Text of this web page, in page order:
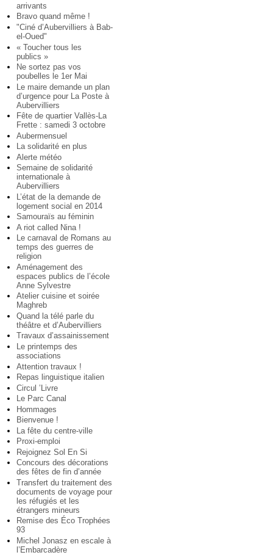
arrivants
Bravo quand même !
"Ciné d’Aubervilliers à Bab-
el-Oued"
« Toucher tous les
publics »
Ne sortez pas vos
poubelles le 1er Mai
Le maire demande un plan
d’urgence pour La Poste à
Aubervilliers
Fête de quartier Vallès-La
Frette : samedi 3 octobre
Aubermensuel
La solidarité en plus
Alerte météo
Semaine de solidarité
internationale à
Aubervilliers
L’état de la demande de
logement social en 2014
Samouraïs au féminin
A riot called Nina !
Le carnaval de Romans au
temps des guerres de
religion
Aménagement des
espaces publics de l’école
Anne Sylvestre
Atelier cuisine et soirée
Maghreb
Quand la télé parle du
théâtre et d’Aubervilliers
Travaux d’assainissement
Le printemps des
associations
Attention travaux !
Repas linguistique italien
Circul ’Livre
Le Parc Canal
Hommages
Bienvenue !
La fête du centre-ville
Proxi-emploi
Rejoignez Sol En Si
Concours des décorations
des fêtes de fin d’année
Transfert du traitement des
documents de voyage pour
les réfugiés et les
étrangers mineurs
Remise des Éco Trophées
93
Michel Jonasz en escale à
l’Embarcadère